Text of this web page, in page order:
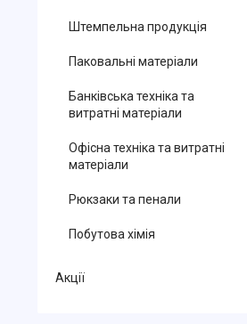
Штемпельна продукція
Паковальні матеріали
Банківська техніка та
витратні матеріали
Офісна техніка та витратні
матеріали
Рюкзаки та пенали
Побутова хімія
Акції